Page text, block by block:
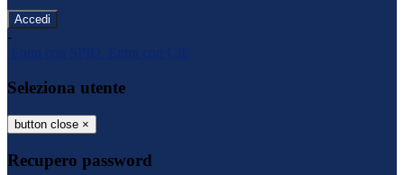
-
Entra con SPID
Entra con CIE
Seleziona utente
button close ×
Recupero password